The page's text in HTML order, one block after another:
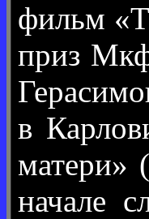
фильм
приз
в
матери»
начале